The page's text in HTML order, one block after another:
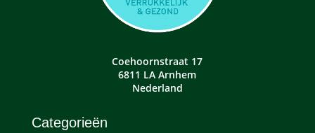
Coehoornstraat 17
6811 LA Arnhem
Nederland
Categorieën